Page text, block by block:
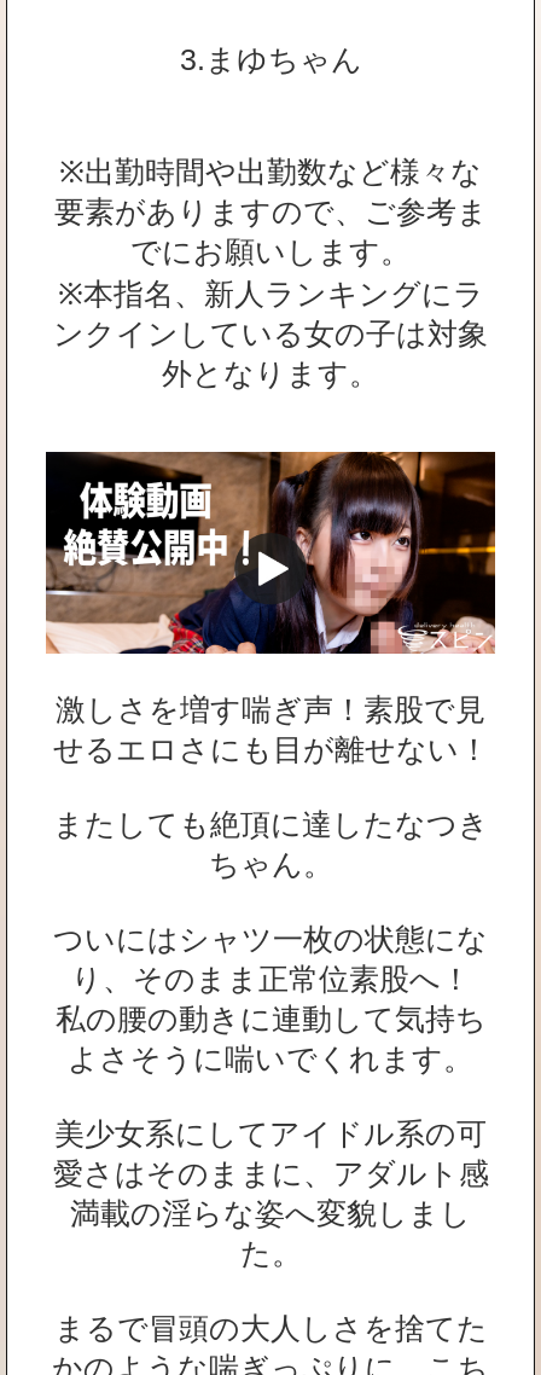
3.まゆちゃん
※出勤時間や出勤数など様々な
要素がありますので、ご参考ま
でにお願いします。
※本指名、新人ランキングにラ
ンクインしている女の子は対象
外となります。
激しさを増す喘ぎ声！素股で見
せるエロさにも目が離せない！
またしても絶頂に達したなつき
ちゃん。
ついにはシャツ一枚の状態にな
り、そのまま正常位素股へ！
私の腰の動きに連動して気持ち
よさそうに喘いでくれます。
美少女系にしてアイドル系の可
愛さはそのままに、アダルト感
満載の淫らな姿へ変貌しまし
た。
まるで冒頭の大人しさを捨てた